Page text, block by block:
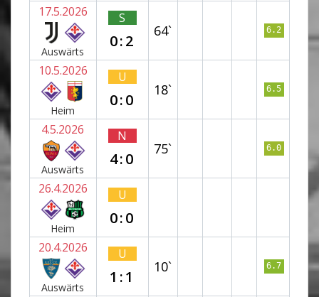
17.5.2026
Auswärts
S
0:2
64` 6.2
10.5.2026
Heim
U
0:0
18` 6.5
4.5.2026
Auswärts
N
4:0
75` 6.0
26.4.2026
Heim
U
0:0
20.4.2026
Auswärts
U
1:1
10` 6.7